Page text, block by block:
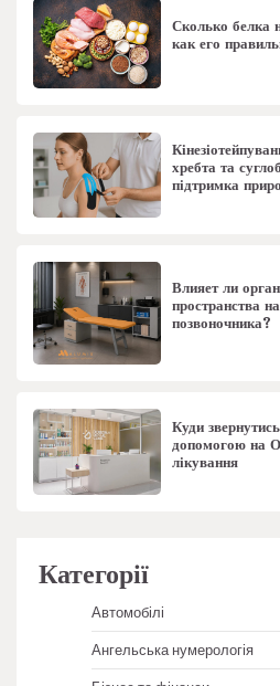
Сколько белка
как его
хребта та
підтримка
Влияет ли
пространства
позвоночника?
Куди
допомогою на
лікування
Категорії
Автомобілі
Ангельська нумерологія